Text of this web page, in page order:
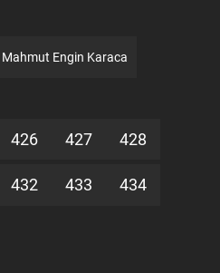
Mahmut Engin Karaca
426 427 428
432 433 434